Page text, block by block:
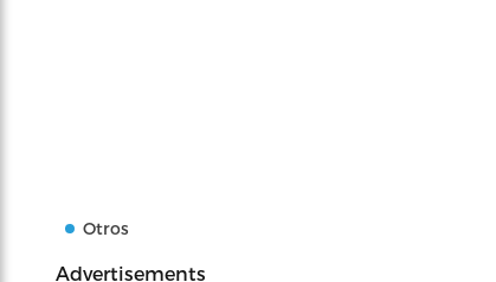
Otros
Advertisements